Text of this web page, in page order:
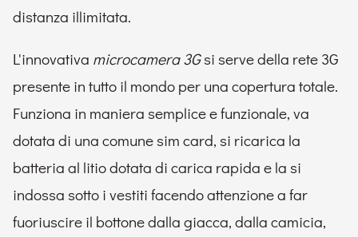
distanza illimitata.
L'innovativa microcamera 3Gsi serve della rete 3G
presente in tutto il mondo per una copertura totale.
Funziona in maniera semplice e funzionale, va
dotata di una comune sim card, si ricarica la
batteria al litio dotata di carica rapida e la si
indossa sotto i vestiti facendo attenzione a far
fuoriuscire il bottone dalla giacca, dalla camicia,